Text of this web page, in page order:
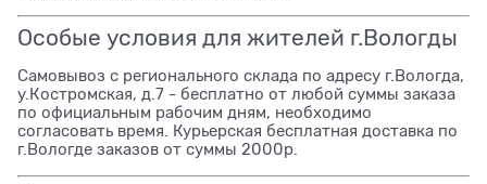
Особые условия для жителей г.Вологды
Самовывоз с регионального склада по адресу г.Вологда,
у.Костромская, д.7 - бесплатно от любой суммы заказа
по официальным рабочим дням, необходимо
согласовать время. Курьерская бесплатная доставка по
г.Вологде заказов от суммы 2000р.